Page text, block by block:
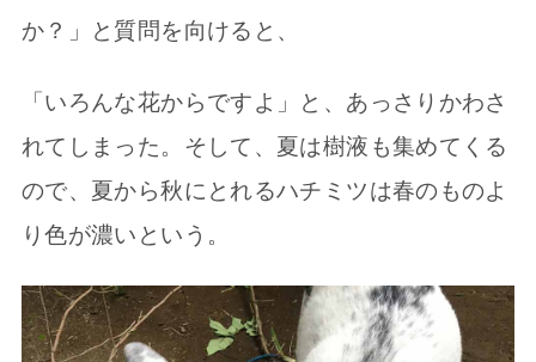
か？」と質問を向けると、
「いろんな花からですよ」と、あっさりかわさ
れてしまった。そして、夏は樹液も集めてくる
ので、夏から秋にとれるハチミツは春のものよ
り色が濃いという。